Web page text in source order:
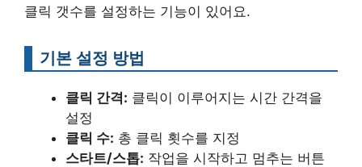
클릭 갯수를 설정하는 기능이 있어요.
기본 설정 방법
클릭 간격: 클릭이 이루어지는 시간 간격을
설정
클릭 수: 총 클릭 횟수를 지정
스타트/스톱: 작업을 시작하고 멈추는 버튼